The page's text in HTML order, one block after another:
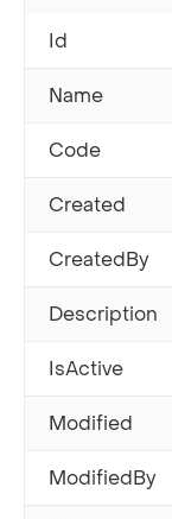
Id
Name
Code
Created
CreatedBy
Description
IsActive
Modified
ModifiedBy